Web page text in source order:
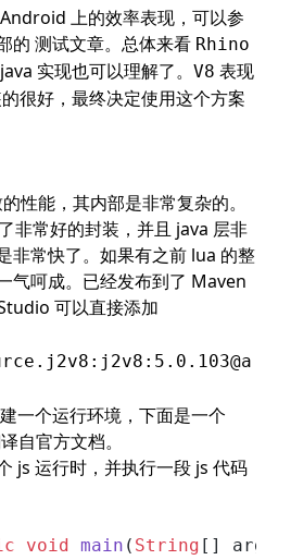
上的效率表现，可以参
的测试文章。总体来看 Rhino
实现也可以理解了。V8 表现
很好，最终决定使用这个方案
性能，其内部是非常复杂的。
非常好的封装，并且 java 层非
非常快了。如果有之前 lua 的整
气呵成。已经发布到了 Maven
可以直接添加
一个运行环境，下面是一个
自官方文档。
js 运行时，并执行一段 js 代码
void main ( String []